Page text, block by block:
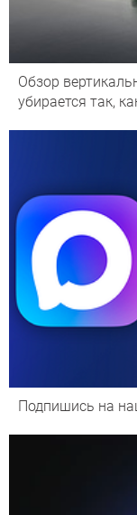
Обзор
убирается так,
Подпишись на